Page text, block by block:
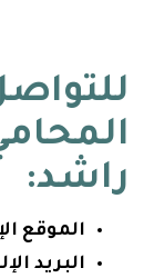
راشد:
الموقع
البريد